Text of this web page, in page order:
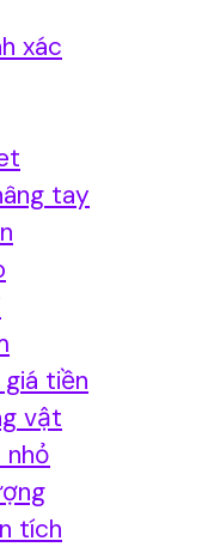
xác
tay
tiền
vật
nhỏ
tích